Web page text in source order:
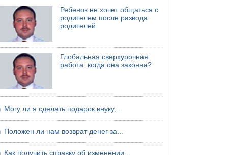
06.08.2026 13:07
Возле Кирьят-Арбы пожар на местности
06.08.2026 12:06
не будут давить на Израиль в вопросе
06.08.2026 11:41
Трое подростков ограбили сексшоп в Холоне
Ребенок не хочет общаться с
родителем после развода
родителей
Глобальная сверхурочная
работа: когда она законна?
Могу ли я сделать подарок внуку,...
Положен ли нам возврат денег за...
Как получить справку об изменении...